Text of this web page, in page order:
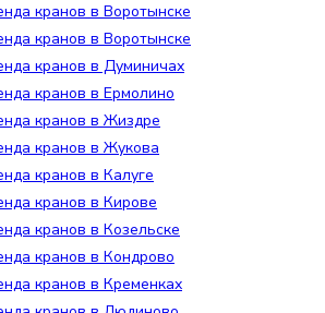
кранов в Воротынске
кранов в Воротынске
кранов в Думиничах
кранов в Ермолино
кранов в Жиздре
кранов в Жукова
кранов в Калуге
кранов в Кирове
кранов в Козельске
кранов в Кондрово
кранов в Кременках